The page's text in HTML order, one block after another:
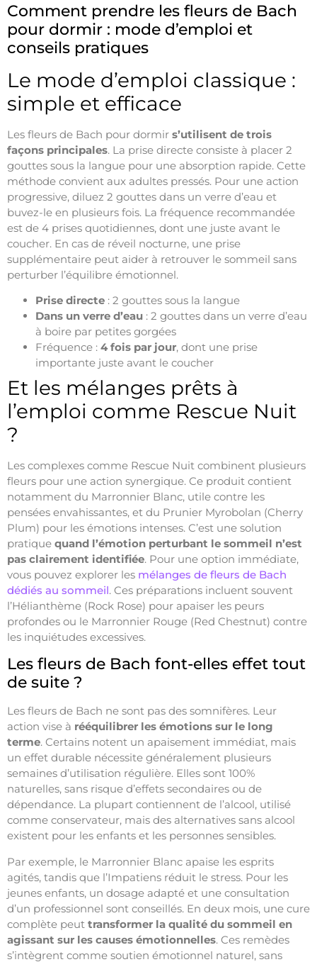
Comment prendre les fleurs de Bach
pour dormir : mode d’emploi et
conseils pratiques
Le mode d’emploi classique :
simple et efficace
Les fleurs de Bach pour dormir s’utilisent de trois
façons principales. La prise directe consiste à placer 2
gouttes sous la langue pour une absorption rapide. Cette
méthode convient aux adultes pressés. Pour une action
progressive, diluez 2 gouttes dans un verre d’eau et
buvez-le en plusieurs fois. La fréquence recommandée
est de 4 prises quotidiennes, dont une juste avant le
coucher. En cas de réveil nocturne, une prise
supplémentaire peut aider à retrouver le sommeil sans
perturber l’équilibre émotionnel.
Prise directe : 2 gouttes sous la langue
Dans un verre d’eau : 2 gouttes dans un verre d’eau
à boire par petites gorgées
Fréquence : 4 fois par jour, dont une prise
importante juste avant le coucher
Et les mélanges prêts à
l’emploi comme Rescue Nuit
?
Les complexes comme Rescue Nuit combinent plusieurs
fleurs pour une action synergique. Ce produit contient
notamment du Marronnier Blanc, utile contre les
pensées envahissantes, et du Prunier Myrobolan (Cherry
Plum) pour les émotions intenses. C’est une solution
pratique quand l’émotion perturbant le sommeil n’est
pas clairement identifiée. Pour une option immédiate,
vous pouvez explorer les mélanges de fleurs de Bach
dédiés au sommeil. Ces préparations incluent souvent
l’Hélianthème (Rock Rose) pour apaiser les peurs
profondes ou le Marronnier Rouge (Red Chestnut) contre
les inquiétudes excessives.
Les fleurs de Bach font-elles effet tout
de suite ?
Les fleurs de Bach ne sont pas des somnifères. Leur
action vise à rééquilibrer les émotions sur le long
terme. Certains notent un apaisement immédiat, mais
un effet durable nécessite généralement plusieurs
semaines d’utilisation régulière. Elles sont 100%
naturelles, sans risque d’effets secondaires ou de
dépendance. La plupart contiennent de l’alcool, utilisé
comme conservateur, mais des alternatives sans alcool
existent pour les enfants et les personnes sensibles.
Par exemple, le Marronnier Blanc apaise les esprits
agités, tandis que l’Impatiens réduit le stress. Pour les
jeunes enfants, un dosage adapté et une consultation
d’un professionnel sont conseillés. En deux mois, une cure
complète peut transformer la qualité du sommeil en
agissant sur les causes émotionnelles. Ces remèdes
s’intègrent comme soutien émotionnel naturel, sans